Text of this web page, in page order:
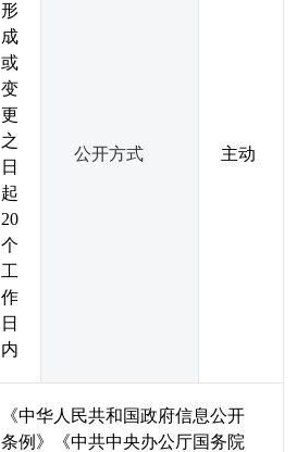
形
成
或
变
更
之
日
起
20
个
工
作
日
内
公开方式 主动
《中华人民共和国政府信息公开
条例》《中共中央办公厅国务院